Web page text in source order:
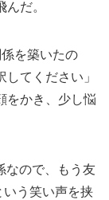
だ。
を築いたの
てください」
をかき、少し悩
なので、もう友
う笑い声を挟